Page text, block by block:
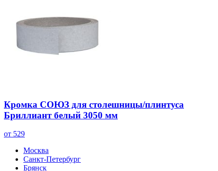
Кромка СОЮЗ для столешницы/плинтуса
Бриллиант белый 3050 мм
от 529
Москва
Санкт-Петербург
Брянск